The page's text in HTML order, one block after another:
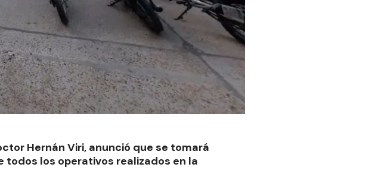
Hernán Viri, anunció que se tomará
todos los operativos realizados en la